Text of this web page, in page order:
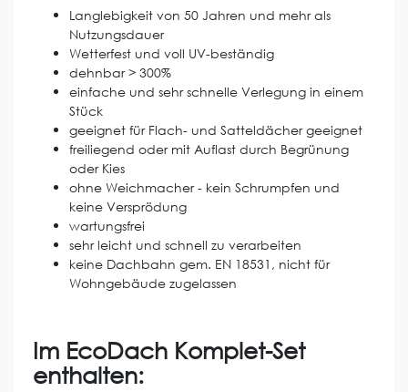
Langlebigkeit von 50 Jahren und mehr als
Nutzungsdauer
Wetterfest und voll UV-beständig
dehnbar > 300%
einfache und sehr schnelle Verlegung in einem
Stück
geeignet für Flach- und Satteldächer geeignet
freiliegend oder mit Auflast durch Begrünung
oder Kies
ohne Weichmacher - kein Schrumpfen und
keine Versprödung
wartungsfrei
sehr leicht und schnell zu verarbeiten
keine Dachbahn gem. EN 18531, nicht für
Wohngebäude zugelassen
Im EcoDach Komplet-Set
enthalten: